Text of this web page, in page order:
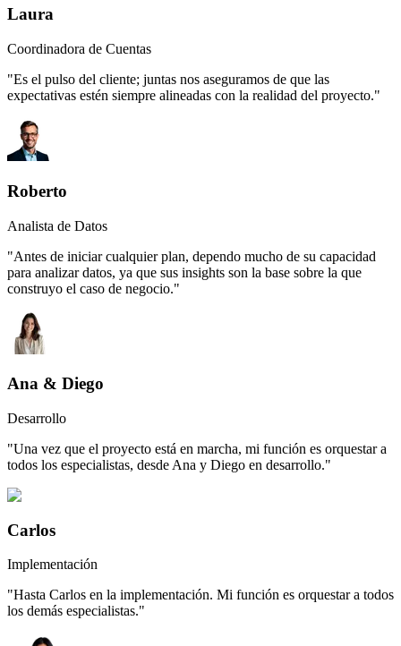
Laura
Coordinadora de Cuentas
"Es el pulso del cliente; juntas nos aseguramos de que las
expectativas estén siempre alineadas con la realidad del proyecto."
Roberto
Analista de Datos
"Antes de iniciar cualquier plan, dependo mucho de su capacidad
para analizar datos, ya que sus insights son la base sobre la que
construyo el caso de negocio."
Ana & Diego
Desarrollo
"Una vez que el proyecto está en marcha, mi función es orquestar a
todos los especialistas, desde Ana y Diego en desarrollo."
Carlos
Implementación
"Hasta Carlos en la implementación. Mi función es orquestar a todos
los demás especialistas."